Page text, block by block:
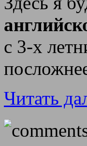
с 3-х
Читать